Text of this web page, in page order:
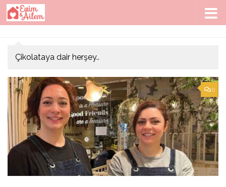
Skip to content
Çikolataya dair herşey..
0